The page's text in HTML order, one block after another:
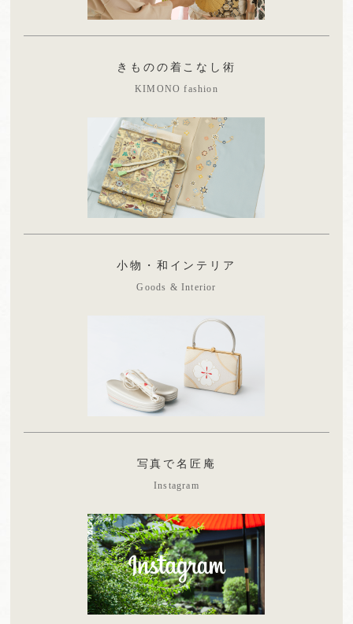
きものの着こなし術
KIMONO fashion
小物・和インテリア
Goods & Interior
写真で名匠庵
Instagram